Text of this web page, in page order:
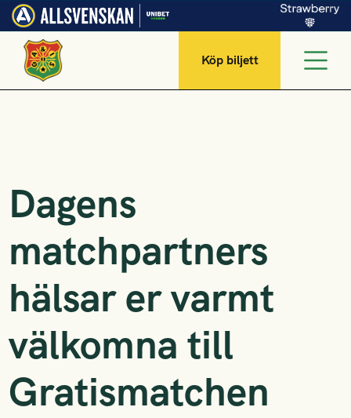
Köp biljett
Dagens
matchpartners
hälsar er varmt
välkomna till
Gratismatchen